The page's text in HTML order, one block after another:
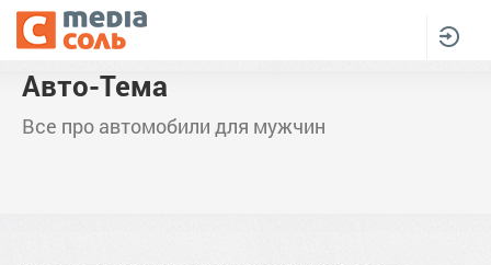
Авто-Тема
Все про автомобили для мужчин